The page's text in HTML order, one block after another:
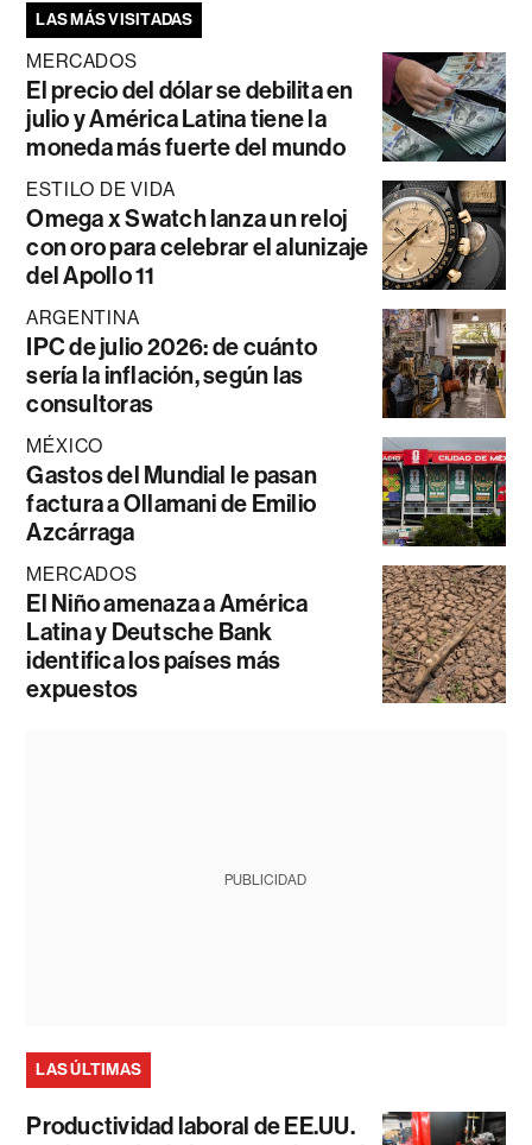
LAS MÁS VISITADAS
MERCADOS
El precio del dólar se debilita en
julio y América Latina tiene la
moneda más fuerte del mundo
ESTILO DE VIDA
Omega x Swatch lanza un reloj
con oro para celebrar el alunizaje
del Apollo 11
ARGENTINA
IPC de julio 2026: de cuánto
sería la inflación, según las
consultoras
MÉXICO
Gastos del Mundial le pasan
factura a Ollamani de Emilio
Azcárraga
MERCADOS
El Niño amenaza a América
Latina y Deutsche Bank
identifica los países más
expuestos
PUBLICIDAD
LAS ÚLTIMAS
Productividad laboral de EE.UU.